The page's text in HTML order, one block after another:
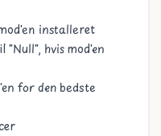
installeret
hvis mod'en
for den bedste